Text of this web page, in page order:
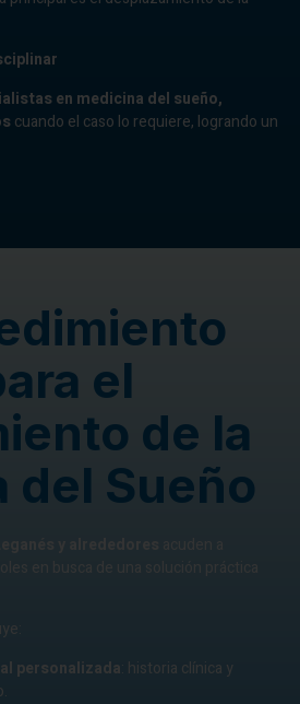
en medicina del sueño,
cuando el caso lo requiere, logrando un
el
de la
del Sueño
personalizada: historia clínica y